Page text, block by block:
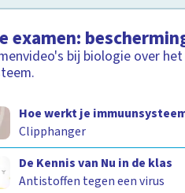
examen:
bij biologie over
Hoe werkt je
Clipphanger
De Kennis van Nu in de klas
Antistoffen tegen een virus